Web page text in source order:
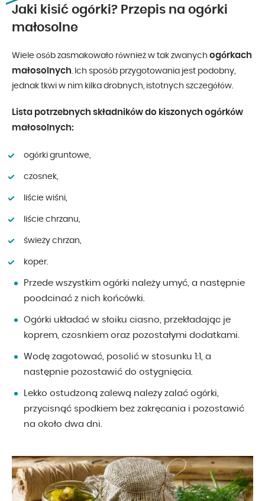
Jaki kisić ogórki? Przepis na ogórki
małosolne
Wiele osób zasmakowało również w tak zwanych ogórkach
małosolnych. Ich sposób przygotowania jest podobny,
jednak tkwi w nim kilka drobnych, istotnych szczegółów.
Lista potrzebnych składników do kiszonych ogórków
małosolnych:
ogórki gruntowe,
czosnek,
liście wiśni,
liście chrzanu,
świeży chrzan,
koper.
Przede wszystkim ogórki należy umyć, a następnie
poodcinać z nich końcówki.
Ogórki układać w słoiku ciasno, przekładając je
koprem, czosnkiem oraz pozostałymi dodatkami.
Wodę zagotować, posolić w stosunku 1:1, a
następnie pozostawić do ostygnięcia.
Lekko ostudzoną zalewą należy zalać ogórki,
przycisnąć spodkiem bez zakręcania i pozostawić
na około dwa dni.